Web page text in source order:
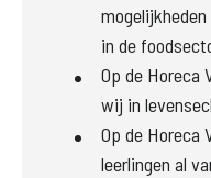
in de
Op de Horeca
wij in
Op de Horeca
leerlingen al